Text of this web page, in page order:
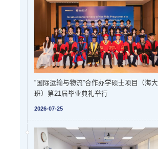
“国际运输与物流”合作办学硕士项目（海大
班）第21届毕业典礼举行
2026-07-25